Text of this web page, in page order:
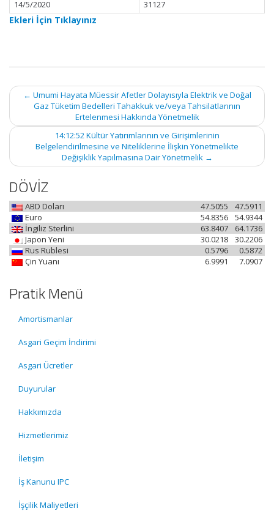
14/5/2020
31127
Ekleri İçin Tıklayınız
Post
navigation
← Umumi Hayata Müessir Afetler Dolayısıyla Elektrik ve Doğal
Gaz Tüketim Bedelleri Tahakkuk ve/veya Tahsilatlarının
Ertelenmesi Hakkında Yönetmelik
14:12:52 Kültür Yatırımlarının ve Girişimlerinin
Belgelendirilmesine ve Niteliklerine İlişkin Yönetmelikte
Değişiklik Yapılmasına Dair Yönetmelik →
DÖVİZ
ABD Doları 47.5911
47.5055
Euro
54.9344
54.8356
İngiliz Sterlini
64.1736
63.8407
Japon Yeni
30.2206
30.0218
Rus Rublesi
0.5872
0.5796
Çin Yuanı
7.0907
6.9991
Pratik Menü
Amortismanlar
Asgari Geçim İndirimi
Asgari Ücretler
Duyurular
Hakkımızda
Hizmetlerimiz
İletişim
İş Kanunu IPC
İşçilik Maliyetleri